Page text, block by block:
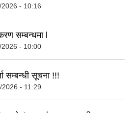
- 10:16
सम्बन्धमा l
- 10:00
सम्बन्धी सूचना !!!
- 11:29